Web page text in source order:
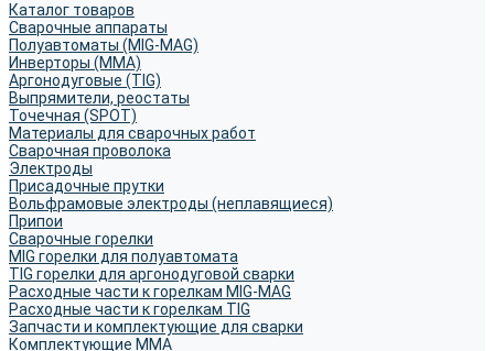
Каталог товаров
Сварочные аппараты
Полуавтоматы (MIG-MAG)
Инверторы (MMA)
Аргонодуговые (TIG)
Выпрямители, реостаты
Точечная (SPOT)
Материалы для сварочных работ
Сварочная проволока
Электроды
Присадочные прутки
Вольфрамовые электроды (неплавящиеся)
Припои
Сварочные горелки
MIG горелки для полуавтомата
TIG горелки для аргонодуговой сварки
Расходные части к горелкам MIG-MAG
Расходные части к горелкам TIG
Запчасти и комплектующие для сварки
Комплектующие ММА